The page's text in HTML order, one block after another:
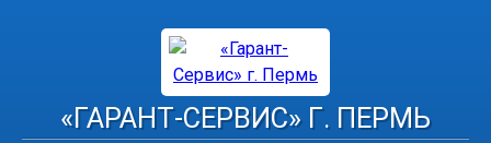
«ГАРАНТ-СЕРВИС» Г. ПЕРМЬ